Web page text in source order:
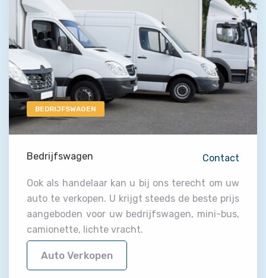
BEDRIJFSWAGEN
Bedrijfswagen Contact
Ook als handelaar kan u bij ons terecht om uw
auto te verkopen. U krijgt steeds de beste prijs
aangeboden voor uw bedrijfswagen, mini-bus,
camionette, lichte vracht.
Auto Verkopen